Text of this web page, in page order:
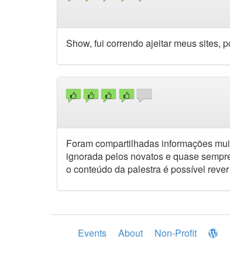
Show, fui correndo ajeitar meus sites,
Foram compartilhadas informações
ignorada pelos novatos e quase
o conteúdo da palestra é possível
Events About Non-Profit